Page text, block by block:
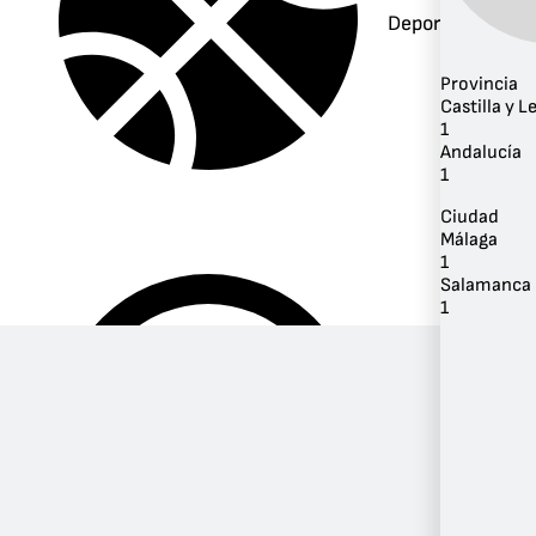
Deportes
Provincia
Castilla y
1
Andalucía
1
Ciudad
Málaga
1
Salamanca
1